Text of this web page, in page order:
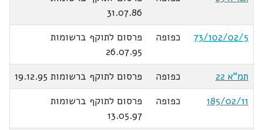
31.07.86
73/102/02/5
כפופה
פרסום לתוקף ברשומות
26.07.95
תמ"א 22
כפופה
פרסום לתוקף ברשומות 19.12.95
185/02/11
כפופה
פרסום לתוקף ברשומות
13.05.97